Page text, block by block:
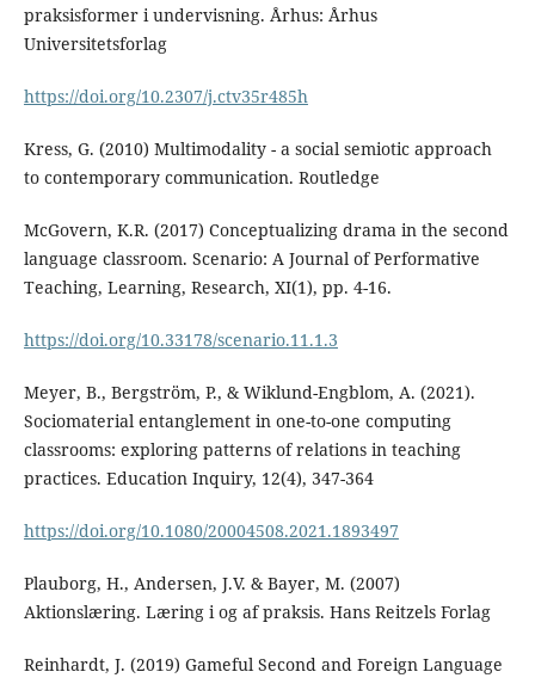
praksisformer i undervisning. Århus: Århus
Universitetsforlag
https://doi.org/10.2307/j.ctv35r485h
Kress, G. (2010) Multimodality - a social semiotic approach
to contemporary communication. Routledge
McGovern, K.R. (2017) Conceptualizing drama in the second
language classroom. Scenario: A Journal of Performative
Teaching, Learning, Research, XI(1), pp. 4-16.
https://doi.org/10.33178/scenario.11.1.3
Meyer, B., Bergström, P., & Wiklund-Engblom, A. (2021).
Sociomaterial entanglement in one-to-one computing
classrooms: exploring patterns of relations in teaching
practices. Education Inquiry, 12(4), 347-364
https://doi.org/10.1080/20004508.2021.1893497
Plauborg, H., Andersen, J.V. & Bayer, M. (2007)
Aktionslæring. Læring i og af praksis. Hans Reitzels Forlag
Reinhardt, J. (2019) Gameful Second and Foreign Language